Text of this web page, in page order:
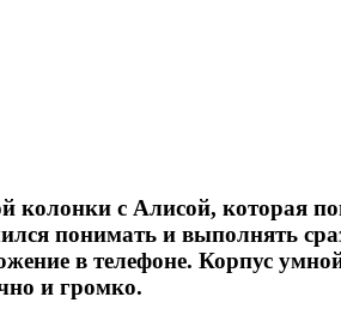
с Алисой, которая
понимать и выполнять
в телефоне. Корпус
и громко.